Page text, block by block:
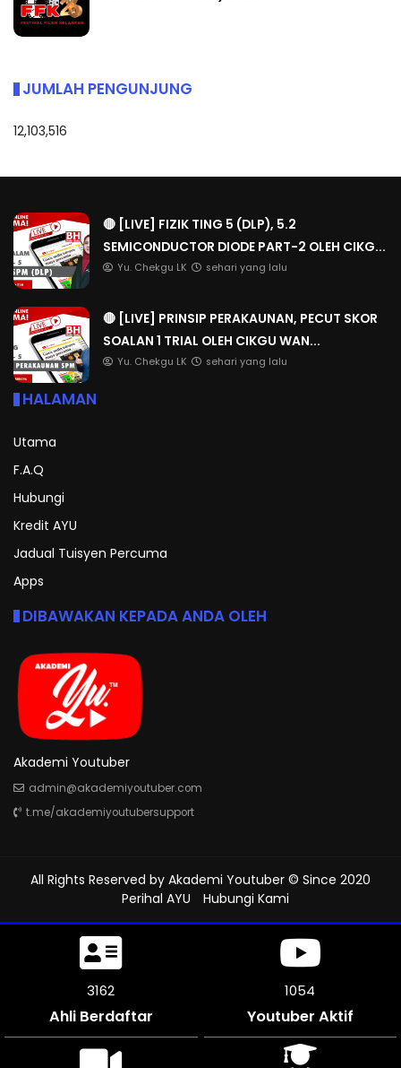
JUMLAH PENGUNJUNG
12,103,516
🔴 [LIVE] FIZIK TING 5 (DLP), 5.2
SEMICONDUCTOR DIODE PART-2 OLEH CIKG...
Yu. Chekgu LK sehari yang lalu
🔴 [LIVE] PRINSIP PERAKAUNAN, PECUT SKOR
SOALAN 1 TRIAL OLEH CIKGU WAN...
Yu. Chekgu LK sehari yang lalu
HALAMAN
Utama
F.A.Q
Hubungi
Kredit AYU
Jadual Tuisyen Percuma
Apps
DIBAWAKAN KEPADA ANDA OLEH
Akademi Youtuber
admin@akademiyoutuber.com
t.me/akademiyoutubersupport
All Rights Reserved by Akademi Youtuber © Since 2020
Perihal AYU
Hubungi Kami
3507
Ahli Berdaftar
1169
Youtuber Aktif